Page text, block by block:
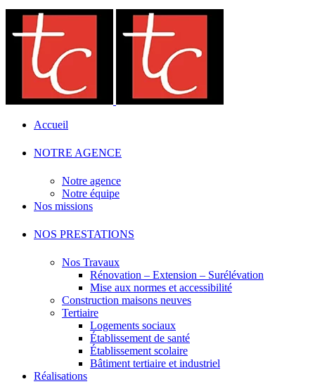
Accueil
NOTRE AGENCE
Notre agence
Notre équipe
Nos missions
NOS PRESTATIONS
Nos Travaux
Rénovation – Extension – Surélévation
Mise aux normes et accessibilité
Construction maisons neuves
Tertiaire
Logements sociaux
Établissement de santé
Établissement scolaire
Bâtiment tertiaire et industriel
Réalisations